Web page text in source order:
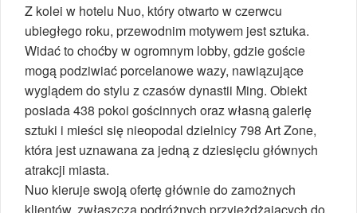
Z kolei w hotelu Nuo, który otwarto w czerwcu
ubiegłego roku, przewodnim motywem jest sztuka.
Widać to choćby w ogromnym lobby, gdzie goście
mogą podziwiać porcelanowe wazy, nawiązujące
wyglądem do stylu z czasów dynastii Ming. Obiekt
posiada 438 pokoi gościnnych oraz własną galerię
sztuki i mieści się nieopodal dzielnicy 798 Art Zone,
która jest uznawana za jedną z dziesięciu głównych
atrakcji miasta.
Nuo kieruje swoją ofertę głównie do zamożnych
klientów, zwłaszcza podróżnych przyjeżdżających do